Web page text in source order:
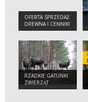
OFERTA SPRZEDAŻ
DREWNA I CENNIKI
RZADKIE GATUNKI
ZWIERZĄT
CZĘSTSZE POD